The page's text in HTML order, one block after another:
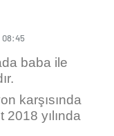
08:45
baba ile
karşısında
yılında